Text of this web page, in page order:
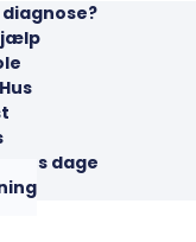
diagnose?
dage